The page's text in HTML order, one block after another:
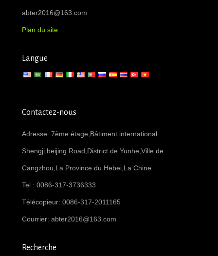
abter2016@163.com
Plan du site
Langue
Contactez-nous
Adresse: 7ème étage,Bâtiment international
Shengji,beijing Road,District de Yunhe,Ville de
Cangzhou,La Province du Hebei,La Chine
Tel : 0086-317-3736333
Télécopieur: 0086-317-2011165
Courrier: abter2016@163.com
Recherche